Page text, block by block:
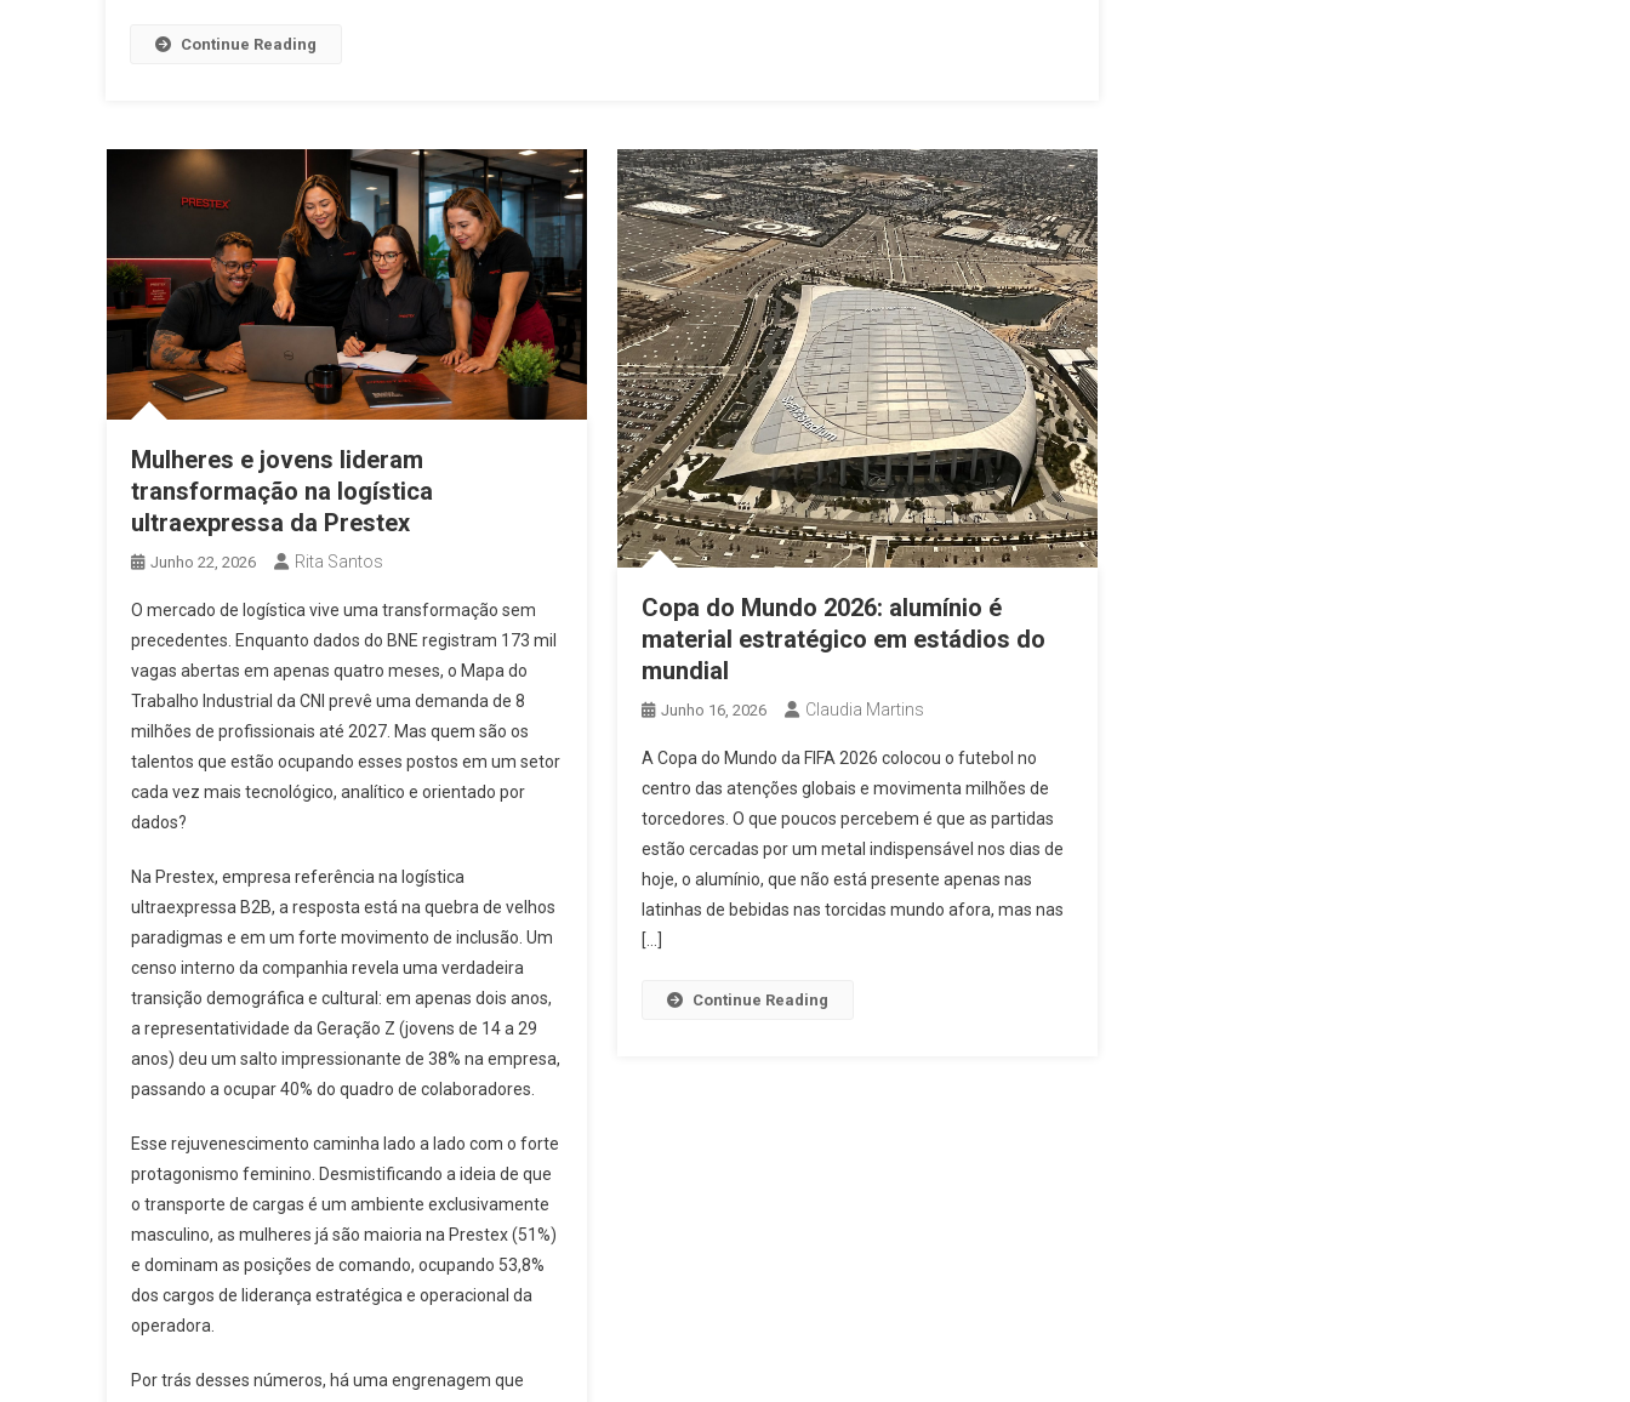
Avançam
No
Mercado
Nacional
Continue Reading
Mulheres e jovens lideram
transformação na logística
ultraexpressa da Prestex
Junho 22, 2026 Rita Santos
O mercado de logística vive uma transformação sem
precedentes. Enquanto dados do BNE registram 173 mil
vagas abertas em apenas quatro meses, o Mapa do
Trabalho Industrial da CNI prevê uma demanda de 8
milhões de profissionais até 2027. Mas quem são os
talentos que estão ocupando esses postos em um setor
cada vez mais tecnológico, analítico e orientado por
dados?
Na Prestex, empresa referência na logística
ultraexpressa B2B, a resposta está na quebra de velhos
paradigmas e em um forte movimento de inclusão. Um
censo interno da companhia revela uma verdadeira
transição demográfica e cultural: em apenas dois anos,
a representatividade da Geração Z (jovens de 14 a 29
anos) deu um salto impressionante de 38% na empresa,
passando a ocupar 40% do quadro de colaboradores.
Esse rejuvenescimento caminha lado a lado com o forte
protagonismo feminino. Desmistificando a ideia de que
o transporte de cargas é um ambiente exclusivamente
masculino, as mulheres já são maioria na Prestex (51%)
e dominam as posições de comando, ocupando 53,8%
dos cargos de liderança estratégica e operacional da
operadora.
Por trás desses números, há uma engrenagem que
Copa do Mundo 2026: alumínio é
material estratégico em estádios do
mundial
Junho 16, 2026 Claudia Martins
A Copa do Mundo da FIFA 2026 colocou o futebol no
centro das atenções globais e movimenta milhões de
torcedores. O que poucos percebem é que as partidas
estão cercadas por um metal indispensável nos dias de
hoje, o alumínio, que não está presente apenas nas
latinhas de bebidas nas torcidas mundo afora, mas nas
[…]
Continue Reading